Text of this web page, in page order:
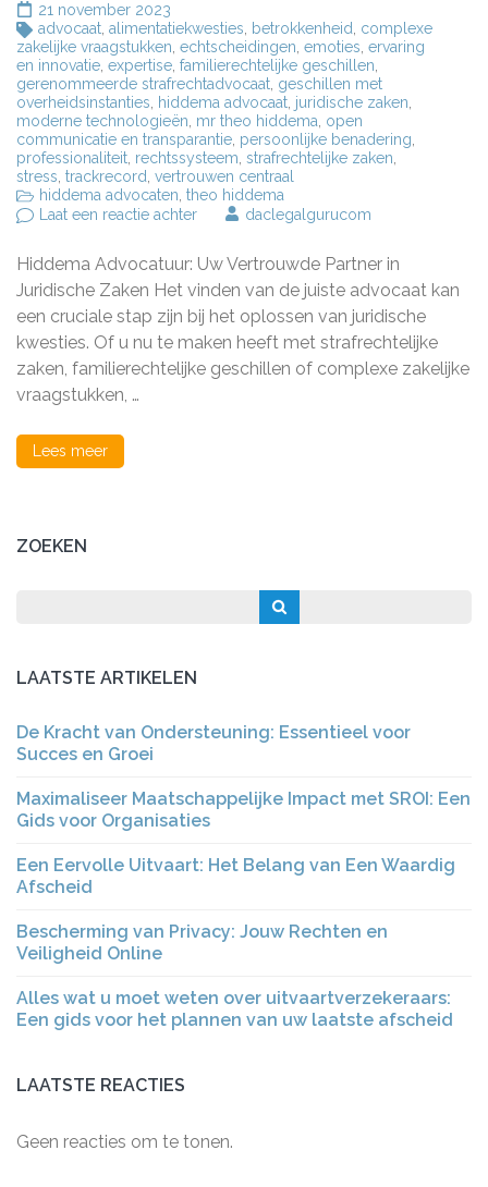
21 november 2023
advocaat alimentatiekwesties betrokkenheid
complexe
zakelijke vraagstukken echtscheidingen emoties ervaring
en innovatie expertise familierechtelijke geschillen
gerenommeerde strafrechtadvocaat geschillen met
overheidsinstanties
hiddema advocaat juridische zaken
moderne technologieën mr theo hiddema open
communicatie en transparantie persoonlijke benadering
professionaliteit rechtssysteem strafrechtelijke zaken
stress trackrecord vertrouwen centraal
hiddema advocaten theo hiddema
Laat een reactie achterop
Uw
Vertrouwde
Partner
voor
Juridische
Bijstand
daclegalgurucom
Hiddema Advocatuur: Uw Vertrouwde Partner in
Juridische Zaken Het vinden van de juiste advocaat kan
een cruciale stap zijn bij het oplossen van juridische
kwesties. Of u nu te maken heeft met strafrechtelijke
zaken, familierechtelijke geschillen of complexe zakelijke
vraagstukken, …
Lees meer
ZOEKEN
LAATSTE ARTIKELEN
De Kracht van Ondersteuning: Essentieel voor
Succes en Groei
Maximaliseer Maatschappelijke Impact met SROI: Een
Gids voor Organisaties
Een Eervolle Uitvaart: Het Belang van Een Waardig
Afscheid
Bescherming van Privacy: Jouw Rechten en
Veiligheid Online
Alles wat u moet weten over uitvaartverzekeraars:
Een gids voor het plannen van uw laatste afscheid
LAATSTE REACTIES
Geen reacties om te tonen.